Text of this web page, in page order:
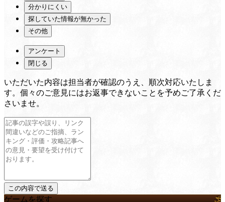
分かりにくい
探していた情報が無かった
その他
アンケート
閉じる
いただいた内容は担当者が確認のうえ、順次対応いたしま
す。個々のご意見にはお返事できないことを予めご了承くだ
さいませ。
ゲームを探す